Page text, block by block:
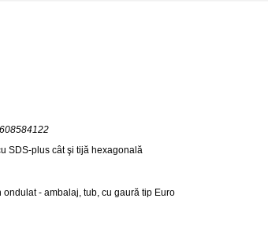
SDS-plus cât şi tijă hexagonală
ondulat - ambalaj, tub, cu gaură tip Euro